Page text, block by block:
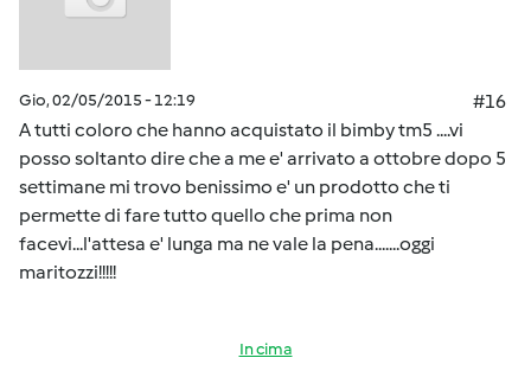
Gio, 02/05/2015 - 12:19
#16
A tutti coloro che hanno acquistato il bimby tm5 ....vi
posso soltanto dire che a me e' arrivato a ottobre dopo 5
settimane mi trovo benissimo e' un prodotto che ti
permette di fare tutto quello che prima non
facevi...l'attesa e' lunga ma ne vale la pena.......oggi
maritozzi!!!!!
In cima